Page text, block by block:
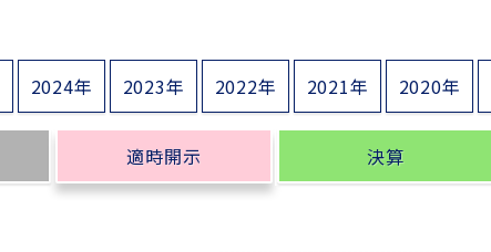
2024年 2023年 2022年 2021年 2020年
適時開示 決算